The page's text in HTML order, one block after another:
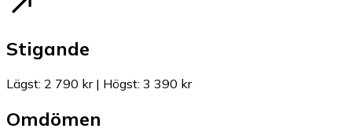
Stigande
Lägst: 2 790 kr| Högst: 3 390 kr
Omdömen